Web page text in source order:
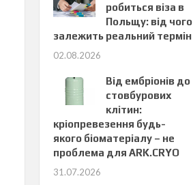
робиться віза в
Польщу: від чого
залежить реальний термін
02.08.2026
Від ембріонів до
стовбурових
клітин:
кріопревезення будь-
якого біоматеріалу – не
проблема для ARK.CRYO
31.07.2026